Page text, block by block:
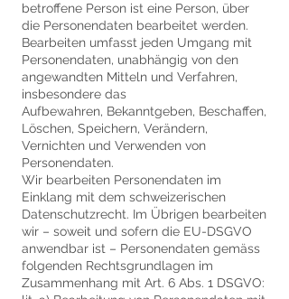
betroffene Person ist eine Person, über
die Personendaten bearbeitet werden.
Bearbeiten umfasst jeden Umgang mit
Personendaten, unabhängig von den
angewandten Mitteln und Verfahren,
insbesondere das
Aufbewahren, Bekanntgeben, Beschaffen,
Löschen, Speichern, Verändern,
Vernichten und Verwenden von
Personendaten.
Wir bearbeiten Personendaten im
Einklang mit dem schweizerischen
Datenschutzrecht. Im Übrigen bearbeiten
wir – soweit und sofern die EU-DSGVO
anwendbar ist – Personendaten gemäss
folgenden Rechtsgrundlagen im
Zusammenhang mit Art. 6 Abs. 1 DSGVO: